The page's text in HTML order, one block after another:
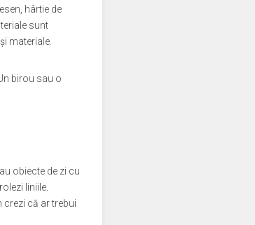
hârtie de
sunt
materiale.
birou sau o
obiecte de zi cu
liniile.
crezi că ar trebui